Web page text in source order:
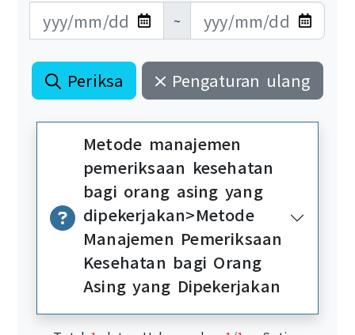
更新日期開始
~
更新日期結束
Periksa Pengaturan ulang
Metode manajemen
pemeriksaan kesehatan
bagi orang asing yang
dipekerjakan>Metode
Manajemen Pemeriksaan
Kesehatan bagi Orang
Asing yang Dipekerjakan